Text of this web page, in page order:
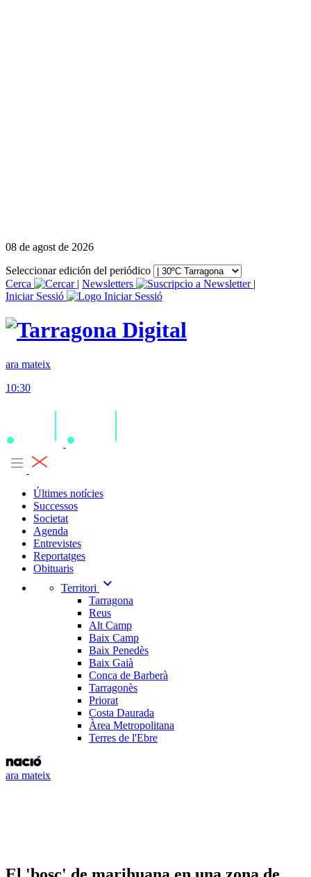
08 de agost de 2026
Seleccionar edición del periódico
Cerca
| Newsletters
|
Iniciar Sessió
ara mateix
10:30
Últimes notícies
Successos
Societat
Agenda
Entrevistes
Reportatges
Obituaris
Territori
expand_more
Tarragona
Reus
Alt Camp
Baix Camp
Baix Penedès
Baix Gaià
Conca de Barberà
Tarragonès
Priorat
Costa Daurada
Àrea Metropolitana
Terres de l'Ebre
ara mateix